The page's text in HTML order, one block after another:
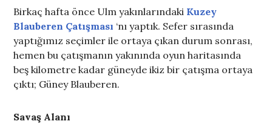
Birkaç hafta önce Ulm yakınlarındaki Kuzey
Blauberen Çatışması ‘nı yaptık. Sefer sırasında
yaptığımız seçimler ile ortaya çıkan durum sonrası,
hemen bu çatışmanın yakınında oyun haritasında
beş kilometre kadar güneyde ikiz bir çatışma ortaya
çıktı; Güney Blauberen.
Savaş Alanı